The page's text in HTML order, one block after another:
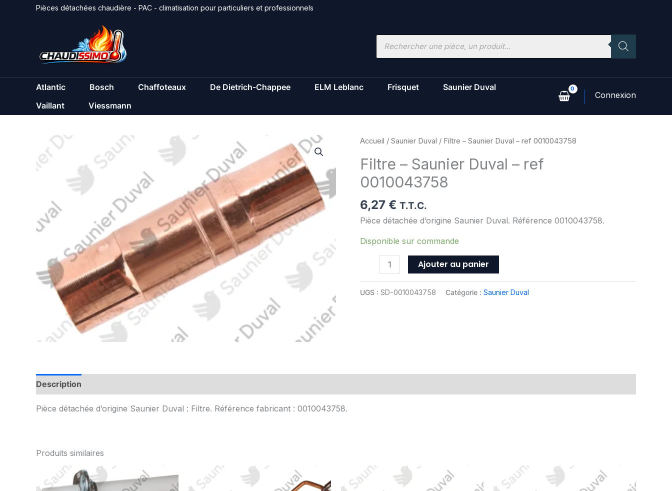
Pièces détachées chaudière - PAC - climatisation pour particuliers et professionnels
Recherche
Atlantic Bosch Chaffoteaux De Dietrich-Chappee ELM Leblanc Frisquet
Saunier Duval
Vaillant
Viessmann
Accueil / Saunier Duval / Filtre – Saunier Duval – ref 0010043758
Filtre – Saunier Duval – ref
0010043758
6,27 € T.T.C.
Pièce détachée d’origine Saunier Duval. Référence 0010043758.
Disponible sur commande
quantité
Filtre
-
Saunier
Duval
-
0010043758
Ajouter au panier
UGS : SD-0010043758 Catégorie : Saunier Duval
Description
Pièce détachée d’origine Saunier Duval : Filtre. Référence fabricant : 0010043758.
Produits similaires